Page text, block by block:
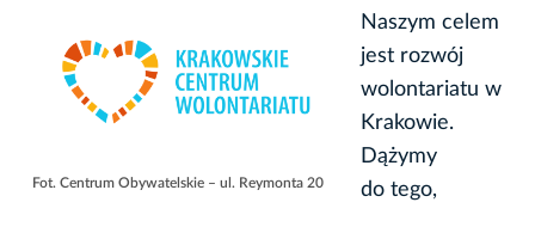
Fot. Centrum Obywatelskie – ul. Reymonta 20
Naszym celem
jest rozwój
wolontariatu w
Krakowie.
Dążymy
do tego,